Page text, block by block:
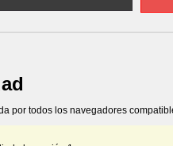
>
id='DivVA'
por todos los navegadores